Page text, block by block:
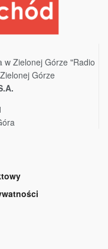
w Zielonej Górze "Radio
Górze